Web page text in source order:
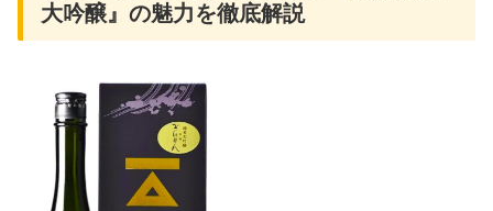
大吟醸』の魅力を徹底解説